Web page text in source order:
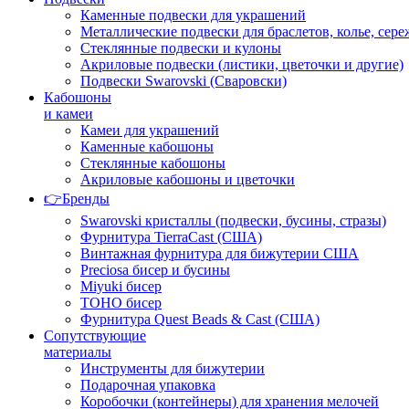
Каменные подвески для украшений
Металлические подвески для браслетов, колье,
Стеклянные подвески и кулоны
Акриловые подвески (листики, цветочки и другие)
Подвески Swarovski (Сваровски)
Кабошоны
и камеи
Камеи для украшений
Каменные кабошоны
Стеклянные кабошоны
Акриловые кабошоны и цветочки
👉Бренды
Swarovski кристаллы (подвески, бусины, стразы)
Фурнитура TierraCast (США)
Винтажная фурнитура для бижутерии США
Preciosa бисер и бусины
Miyuki бисер
TOHO бисер
Фурнитура Quest Beads & Cast (США)
Сопутствующие
материалы
Инструменты для бижутерии
Подарочная упаковка
Коробочки (контейнеры) для хранения мелочей